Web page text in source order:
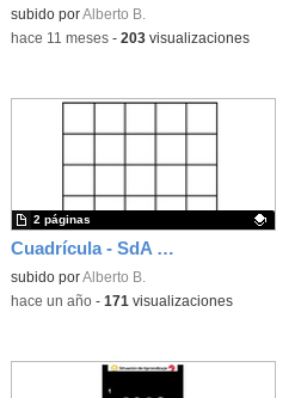
Contenido educativo.
subido porAlberto B.
-hace 11 meses- 203visualizaciones
Cuadrícula - SdA Recados por el barrio
Contenido educativo.
subido porAlberto B.
2 páginas
-hace un año- 171 visualizaciones